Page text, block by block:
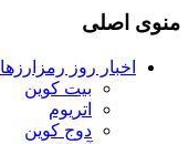
منوی اصلی
اخبار روز رمزارزها
بیت کوین
اتریوم
دوج کوین